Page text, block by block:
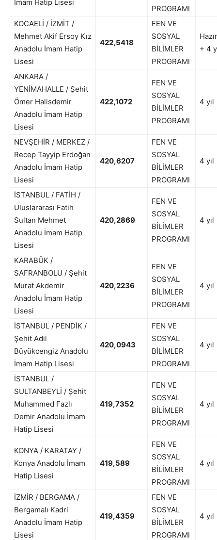
İmam Hatip Lisesi
PROGRAMI
KOCAELİ / İZMİT /
Mehmet Akif Ersoy Kız
Anadolu İmam Hatip
Lisesi
422,5418
FEN VE
SOSYAL
BİLİMLER
PROGRAMI
+ 4
ANKARA /
YENİMAHALLE / Şehit
Ömer Halisdemir
Anadolu İmam Hatip
Lisesi
422,1072
FEN VE
SOSYAL
BİLİMLER
PROGRAMI
4 yıl
NEVŞEHİR / MERKEZ /
Recep Tayyip Erdoğan
Anadolu İmam Hatip
Lisesi
420,6207
FEN VE
SOSYAL
BİLİMLER
PROGRAMI
4 yıl
İSTANBUL / FATİH /
Uluslararası Fatih
Sultan Mehmet
Anadolu İmam Hatip
Lisesi
420,2869
FEN VE
SOSYAL
BİLİMLER
PROGRAMI
4 yıl
KARABÜK /
SAFRANBOLU / Şehit
Murat Akdemir
Anadolu İmam Hatip
Lisesi
420,2236
FEN VE
SOSYAL
BİLİMLER
PROGRAMI
4 yıl
İSTANBUL / PENDİK /
Şehit Adil
Büyükcengiz Anadolu
İmam Hatip Lisesi
420,0943
FEN VE
SOSYAL
BİLİMLER
PROGRAMI
4 yıl
İSTANBUL /
SULTANBEYLİ / Şehit
Muhammed Fazlı
Demir Anadolu İmam
Hatip Lisesi
419,7352
FEN VE
SOSYAL
BİLİMLER
PROGRAMI
4 yıl
KONYA / KARATAY /
Konya Anadolu İmam
Hatip Lisesi
419,589
FEN VE
SOSYAL
BİLİMLER
PROGRAMI
4 yıl
İZMİR / BERGAMA /
Bergamalı Kadri
Anadolu İmam Hatip
Lisesi
419,4359
FEN VE
SOSYAL
BİLİMLER
PROGRAMI
4 yıl